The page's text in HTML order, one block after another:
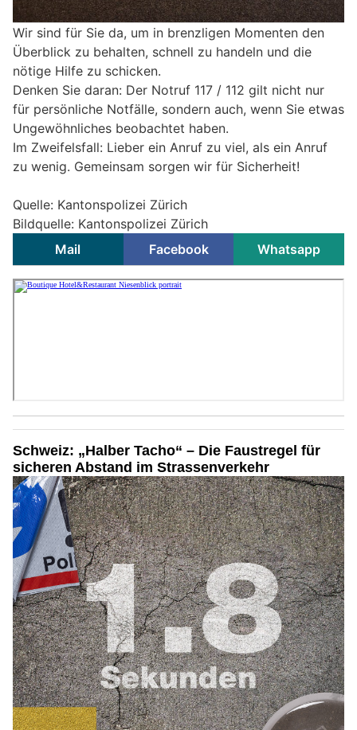
Wir sind für Sie da, um in brenzligen Momenten den
Überblick zu behalten, schnell zu handeln und die
nötige Hilfe zu schicken.
Denken Sie daran: Der Notruf 117 / 112 gilt nicht nur
für persönliche Notfälle, sondern auch, wenn Sie etwas
Ungewöhnliches beobachtet haben.
Im Zweifelsfall: Lieber ein Anruf zu viel, als ein Anruf
zu wenig. Gemeinsam sorgen wir für Sicherheit!
Quelle: Kantonspolizei Zürich
Bildquelle: Kantonspolizei Zürich
Mail
Facebook Whatsapp
Schweiz: „Halber Tacho“ – Die Faustregel für
sicheren Abstand im Strassenverkehr